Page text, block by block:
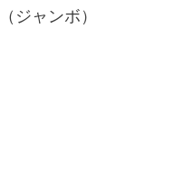
ジャンボ）